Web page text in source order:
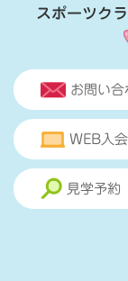
スポーツク
お問い合
WEB入会
見学予約